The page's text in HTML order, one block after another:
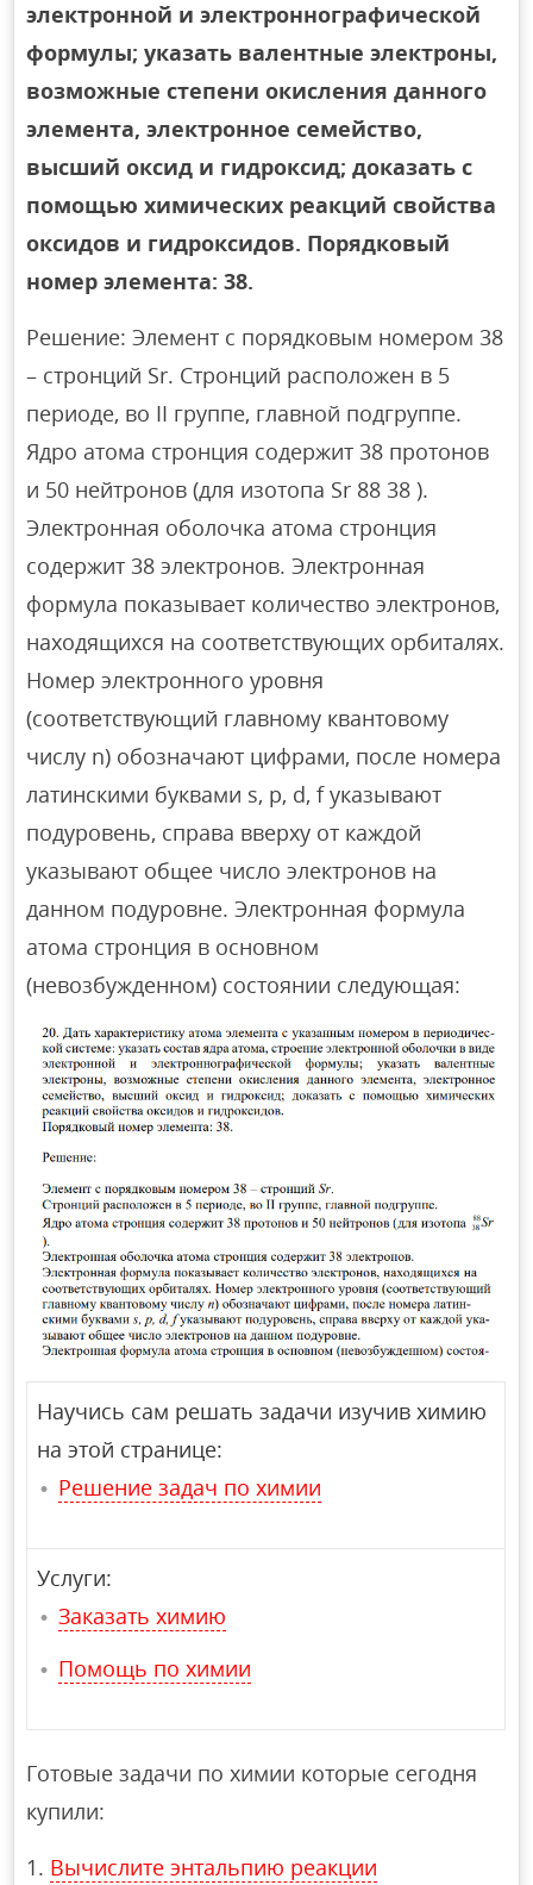
электронной и электроннографической
формулы; указать валентные электроны,
возможные степени окисления данного
элемента, электронное семейство,
высший оксид и гидроксид; доказать с
помощью химических реакций свойства
оксидов и гидроксидов. Порядковый
номер элемента: 38.
Решение: Элемент с порядковым номером 38
– стронций Sr. Стронций расположен в 5
периоде, во II группе, главной подгруппе.
Ядро атома стронция содержит 38 протонов
и 50 нейтронов (для изотопа Sr 88 38 ).
Электронная оболочка атома стронция
содержит 38 электронов. Электронная
формула показывает количество электронов,
находящихся на соответствующих орбиталях.
Номер электронного уровня
(соответствующий главному квантовому
числу n) обозначают цифрами, после номера
латинскими буквами s, p, d, f указывают
подуровень, справа вверху от каждой
указывают общее число электронов на
данном подуровне. Электронная формула
атома стронция в основном
(невозбужденном) состоянии следующая:
Научись сам решать задачи изучив химию
на этой странице:
Решение задач по химии
Услуги:
Заказать химию
Помощь по химии
Готовые задачи по химии которые сегодня
купили:
Вычислите энтальпию реакции